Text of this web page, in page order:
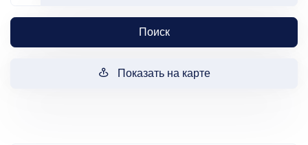
Поиск
Показать на карте